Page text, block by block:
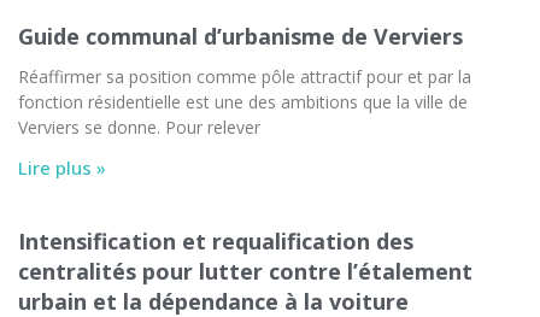
Guide communal d’urbanisme de Verviers
Réaffirmer sa position comme pôle attractif pour et par la
fonction résidentielle est une des ambitions que la ville de
Verviers se donne. Pour relever
Lire plus »
Intensification et requalification des
centralités pour lutter contre l’étalement
urbain et la dépendance à la voiture